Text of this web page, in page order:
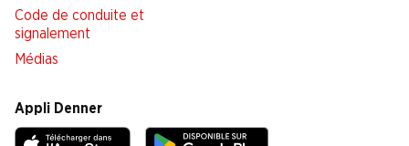
Code de conduite et
signalement
Médias
Appli Denner